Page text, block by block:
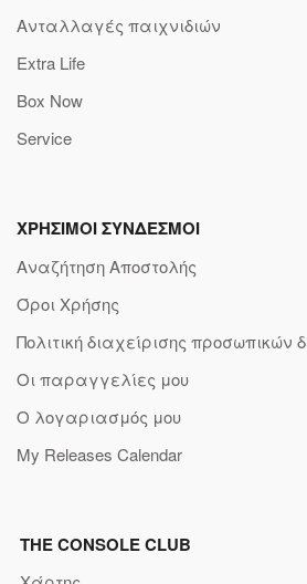
Ανταλλαγές παιχνιδιών
Extra Life
Box Now
Service
ΧΡΗΣΙΜΟΙ ΣΥΝΔΕΣΜΟΙ
Αναζήτηση Αποστολής
Όροι Χρήσης
Πολιτική διαχείρισης προσωπικών
Οι παραγγελίες μου
Ο λογαριασμός μου
My Releases Calendar
THE CONSOLE CLUB